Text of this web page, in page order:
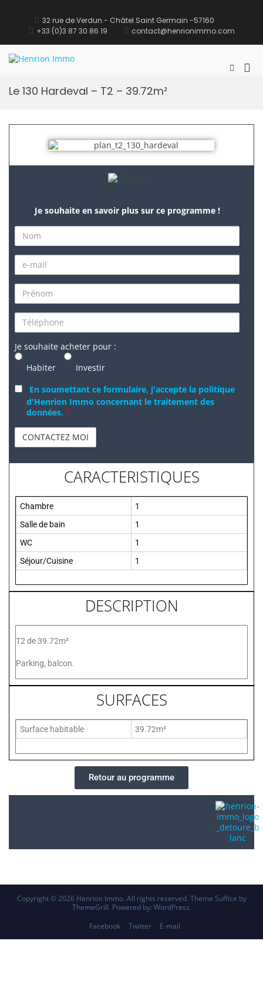
32 rue de Verdun - Châtel Saint Germain -57160
+33 (0)3 87 30 86 19
contact@henrionimmo.com
Le 130 Hardeval – T2 – 39.72m²
Je souhaite en savoir plus sur ce programme !
Je souhaite acheter pour :
Habiter
Investir
En soumettant ce formulaire, j'accepte la politique
d'Henrion Immo concernant le traitement des
données. *
CARACTERISTIQUES
Chambre
1
Salle de bain
1
WC
1
Séjour/Cuisine
1
DESCRIPTION
T2 de 39.72m²
Parking, balcon.
SURFACES
Surface habitable 39.72m²
Retour au programme
Copyright © 2026 Henrion Immo. All rights reserved. Theme Suffice by
ThemeGrill. Powered by: WordPress.
Facebook
Twitter E-mail